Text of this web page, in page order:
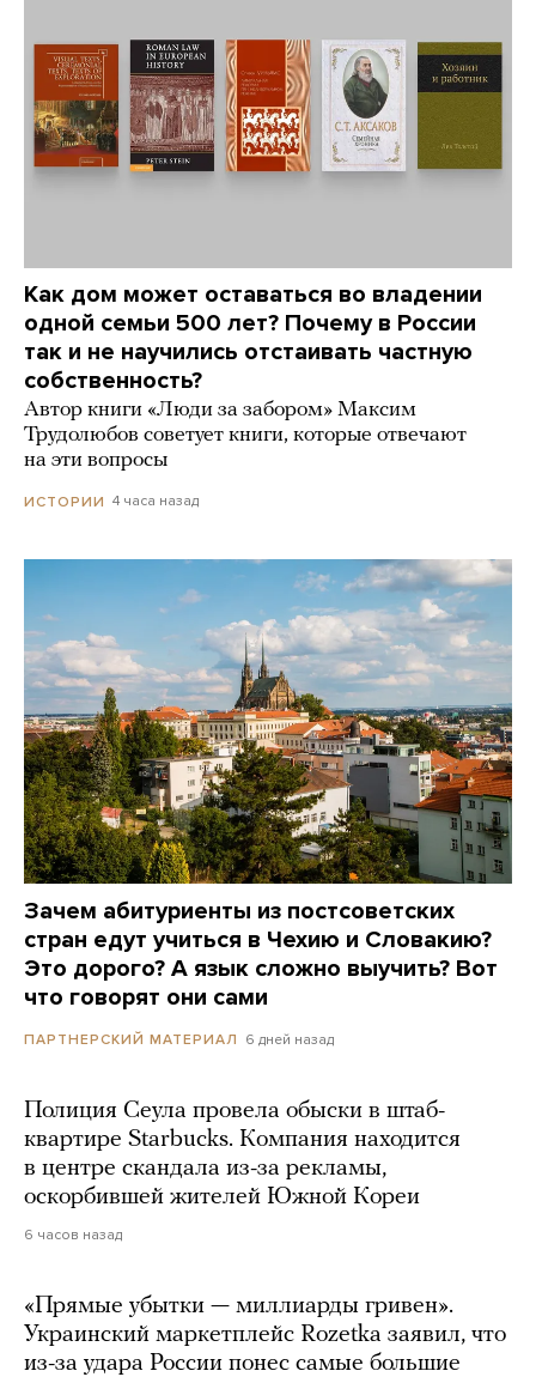
Как дом может оставаться во владении
одной семьи 500 лет? Почему в России
так и не научились отстаивать частную
собственность?
Автор книги «Люди за забором» Максим
Трудолюбов советует книги, которые отвечают
на эти вопросы
ИСТОРИИ 4 часа назад
Зачем абитуриенты из постсоветских
стран едут учиться в Чехию и Словакию?
Это дорого? А язык сложно выучить? Вот
что говорят они сами
ПАРТНЕРСКИЙ МАТЕРИАЛ 6 дней назад
Полиция Сеула провела обыски в штаб-
квартире Starbucks. Компания находится
в центре скандала из-за рекламы,
оскорбившей жителей Южной Кореи
6 часов назад
«Прямые убытки — миллиарды гривен».
Украинский маркетплейс Rozetka заявил, что
из-за удара России понес самые большие